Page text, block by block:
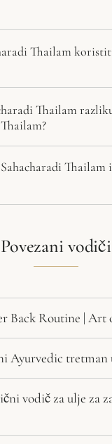
Thailam
Thailam
Thailam
Povezani vodiči
Back Routine | Art
Ayurvedic
vodič za ulje za